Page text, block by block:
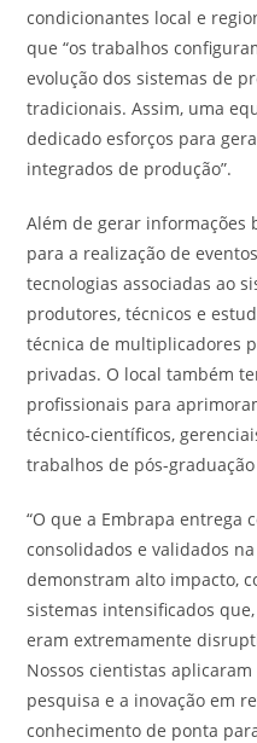
condicionantes local e
que “os trabalhos
evolução dos sistemas de
tradicionais. Assim, uma
dedicado esforços para
integrados de produção”.
Além de gerar informações
para a realização de
tecnologias associadas ao
produtores, técnicos e
técnica de multiplicadores
privadas. O local também
profissionais para
técnico-científicos,
trabalhos de pós-
“O que a Embrapa entrega
consolidados e validados
demonstram alto impacto,
sistemas intensificados
eram extremamente
Nossos cientistas
pesquisa e a inovação em
conhecimento de ponta